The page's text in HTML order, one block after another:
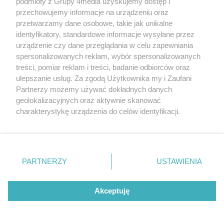
Nowe boisko, nowe możliwości
GALERIE ZDJĘĆ
przechowujemy informacje na urządzeniu oraz
przetwarzamy dane osobowe, takie jak unikalne
identyfikatory, standardowe informacje wysyłane przez
urządzenie czy dane przeglądania w celu zapewniania
spersonalizowanych reklam, wybór spersonalizowanych
treści, pomiar reklam i treści, badanie odbiorców oraz
ulepszanie usług. Za zgodą Użytkownika my i Zaufani
Partnerzy możemy używać dokładnych danych
geolokalizacyjnych oraz aktywnie skanować
charakterystykę urządzenia do celów identyfikacji.
zmienić/wycofać klikając przycisk ustawień prywatności
znajdujący się w lewym dolnym rogu strony
. Niektóre
użytkownika, ale masz prawo sprzeciwić się takiemu
przetwarzaniu. Preferencje będą miały zastosowania tylko
PARTNERZY USTAWIENIA
Akceptuję